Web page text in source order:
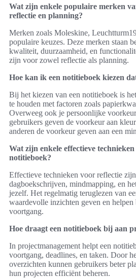
Wat zijn enkele populaire merken
reflectie en planning?
Merken zoals Moleskine,
populaire keuzes. Deze merken staan
kwaliteit, duurzaamheid, en
zijn voor zowel reflectie als planning.
Hoe kan ik een notitieboek kiezen
Bij het kiezen van een notitieboek is
te houden met factoren zoals
Overweeg ook je persoonlijke
gebruikers geven de voorkeur aan
anderen de voorkeur geven aan een
Wat zijn enkele effectieve
notitieboek?
Effectieve technieken voor reflectie
dagboekschrijven, mindmapping, en
jezelf. Het regelmatig teruglezen van
waardevolle inzichten geven en
voortgang.
Hoe draagt een notitieboek bij aan
In projectmanagement helpt een
voortgang, deadlines, en taken. Door
overzichten kunnen gebruikers beter
hun projecten efficiënt beheren.